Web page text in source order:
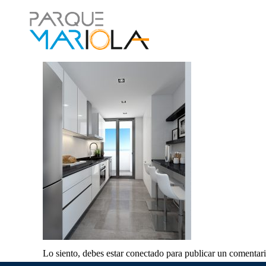
Lo siento, debes estarconectado para publicar un